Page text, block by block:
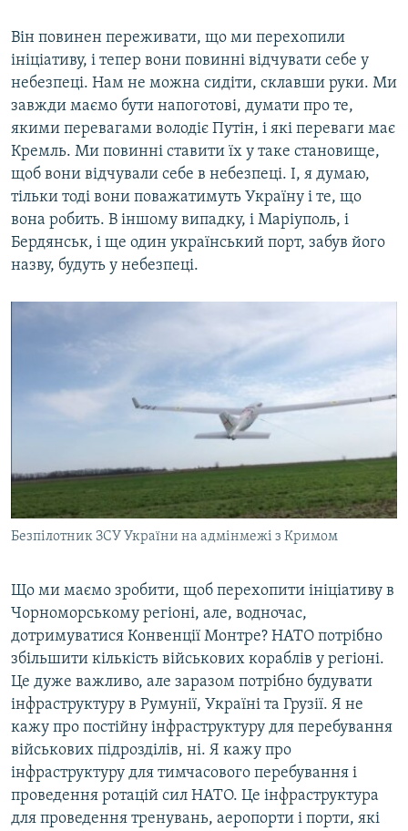
Він повинен переживати, що ми перехопили
ініціативу, і тепер вони повинні відчувати себе у
небезпеці. Нам не можна сидіти, склавши руки. Ми
завжди маємо бути напоготові, думати про те,
якими перевагами володіє Путін, і які переваги має
Кремль. Ми повинні ставити їх у таке становище,
щоб вони відчували себе в небезпеці. І, я думаю,
тільки тоді вони поважатимуть Україну і те, що
вона робить. В іншому випадку, і Маріуполь, і
Бердянськ, і ще один український порт, забув його
назву, будуть у небезпеці.
Безпілотник ЗСУ України на адмінмежі з Кримом
Що ми маємо зробити, щоб перехопити ініціативу в
Чорноморському регіоні, але, водночас,
дотримуватися Конвенції Монтре? НАТО потрібно
збільшити кількість військових кораблів у регіоні.
Це дуже важливо, але заразом потрібно будувати
інфраструктуру в Румунії, Україні та Грузії. Я не
кажу про постійну інфраструктуру для перебування
військових підрозділів, ні. Я кажу про
інфраструктуру для тимчасового перебування і
проведення ротацій сил НАТО. Це інфраструктура
для проведення тренувань, аеропорти і порти, які